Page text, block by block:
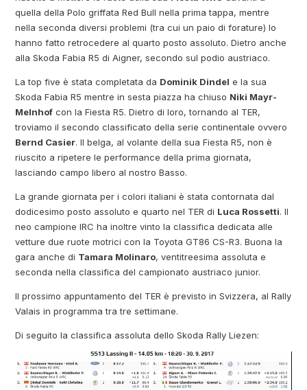
quella della Polo griffata Red Bull nella prima tappa, mentre
nella seconda diversi problemi (tra cui un paio di forature) lo
hanno fatto retrocedere al quarto posto assoluto. Dietro anche
alla Skoda Fabia R5 di Aigner, secondo sul podio austriaco.
La top five è stata completata da Dominik Dindel e la sua
Skoda Fabia R5 mentre in sesta piazza ha chiuso Niki Mayr-
Melnhof con la Fiesta R5. Dietro di loro, tornando al TER,
troviamo il secondo classificato della serie continentale ovvero
Bernd Casier. Il belga, al volante della sua Fiesta R5, non è
riuscito a ripetere le performance della prima giornata,
lasciando campo libero al nostro Basso.
La grande giornata per i colori italiani è stata contornata dal
dodicesimo posto assoluto e quarto nel TER di Luca Rossetti. Il
neo campione IRC ha inoltre vinto la classifica dedicata alle
vetture due ruote motrici con la Toyota GT86 CS-R3. Buona la
gara anche di Tamara Molinaro, ventitreesima assoluta e
seconda nella classifica del campionato austriaco junior.
Il prossimo appuntamento del TER è previsto in Svizzera, al Rally
Valais in programma tra tre settimane.
Di seguito la classifica assoluta dello Skoda Rally Liezen: